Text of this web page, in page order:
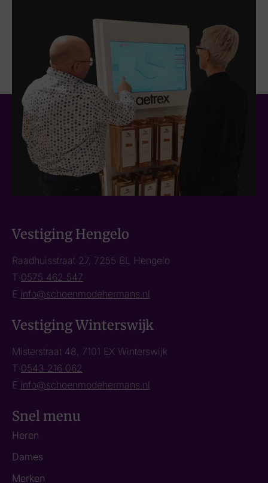
Vestiging Hengelo
Raadhuisstraat 27, 7255 BL Hengelo
T 0575 462 547
E info@schoenmodehermans.nl
Vestiging Winterswijk
Misterstraat 48, 7101 EX Winterswijk
T 0543 216 062
E info@schoenmodehermans.nl
Snel menu
Heren
Dames
Merken